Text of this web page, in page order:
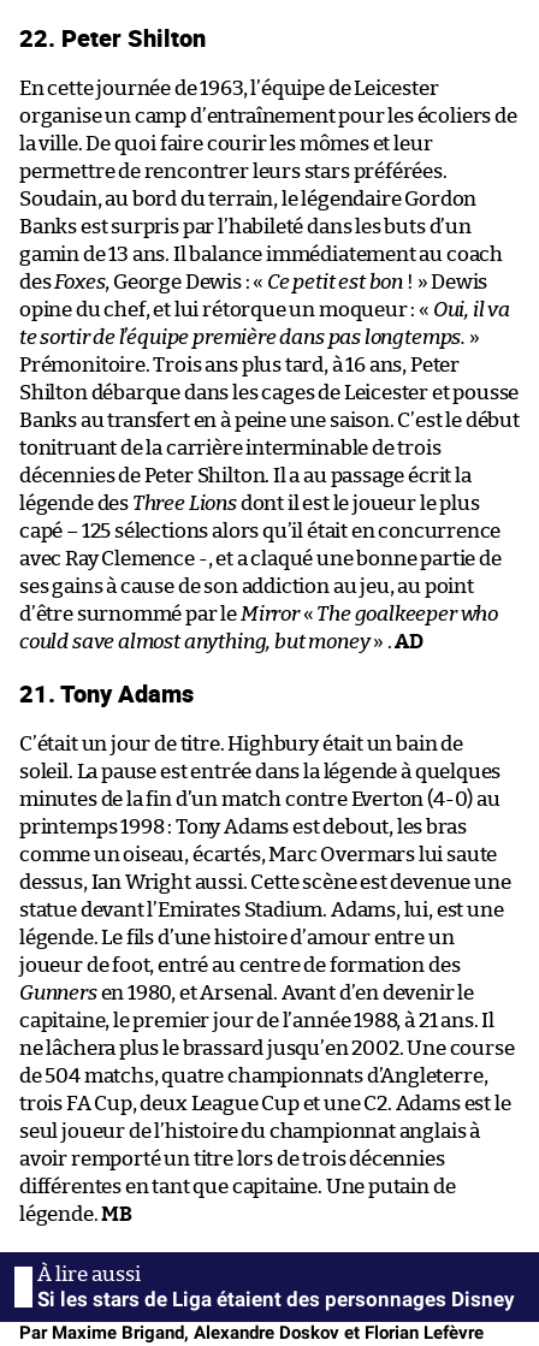
22. Peter Shilton
En cette journée de 1963, l’équipe de Leicester
organise un camp d’entraînement pour les écoliers de
la ville. De quoi faire courir les mômes et leur
permettre de rencontrer leurs stars préférées.
Soudain, au bord du terrain, le légendaire Gordon
Banks est surpris par l’habileté dans les buts d’un
gamin de 13 ans. Il balance immédiatement au coach
desFoxes, George Dewis : « Ce petit est bon ! » Dewis
opine du chef, et lui rétorque un moqueur : « Oui, il va
te sortir de l’équipe première dans pas longtemps. »
Prémonitoire. Trois ans plus tard, à 16 ans, Peter
Shilton débarque dans les cages de Leicester et pousse
Banks au transfert en à peine une saison. C’est le début
tonitruant de la carrière interminable de trois
décennies de Peter Shilton. Il a au passage écrit la
légende des Three Lionsdont il est le joueur le plus
capé – 125 sélections alors qu’il était en concurrence
avec Ray Clemence -, et a claqué une bonne partie de
ses gains à cause de son addiction au jeu, au point
d’être surnommé par le Mirror« The goalkeeper who
could save almost anything, but money» .AD
21. Tony Adams
C’était un jour de titre. Highbury était un bain de
soleil. La pause est entrée dans la légende à quelques
minutes de la fin d’un match contre Everton (4-0) au
printemps 1998 : Tony Adams est debout, les bras
comme un oiseau, écartés, Marc Overmars lui saute
dessus, Ian Wright aussi. Cette scène est devenue une
statue devant l’Emirates Stadium. Adams, lui, est une
légende. Le fils d’une histoire d’amour entre un
joueur de foot, entré au centre de formation des
Gunnersen 1980, et Arsenal. Avant d’en devenir le
capitaine, le premier jour de l’année 1988, à 21 ans. Il
ne lâchera plus le brassard jusqu’en 2002. Une course
de 504 matchs, quatre championnats d’Angleterre,
trois FA Cup, deux League Cup et une C2. Adams est le
seul joueur de l’histoire du championnat anglais à
avoir remporté un titre lors de trois décennies
différentes en tant que capitaine. Une putain de
légende.MB
Si les stars de Liga étaient des personnages Disney
Par Maxime Brigand, Alexandre Doskov et Florian Lefèvre